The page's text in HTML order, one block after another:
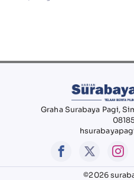
Graha Surabaya Pagi,
©2026